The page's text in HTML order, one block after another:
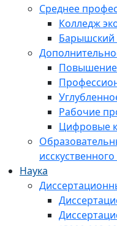
Среднее
Колледж
Барышский
Повышение
Рабочие
Цифровые
Наука